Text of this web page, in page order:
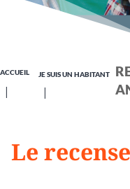
ACCUEIL JE SUIS UN HABITANT
Le